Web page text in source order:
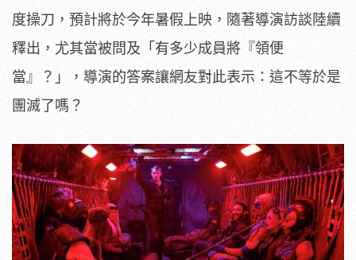
度操刀，預計將於今年暑假上映，隨著導演訪談陸續
釋出，尤其當被問及「有多少成員將『領便
當』？」，導演的答案讓網友對此表示：這不等於是
團滅了嗎？